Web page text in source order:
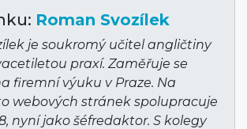
Roman Svozílek
je soukromý učitel angličtiny
praxí. Zaměřuje se
firemní výuku v Praze. Na
webových stránek spolupracuje
nyní jako šéfredaktor. S kolegy